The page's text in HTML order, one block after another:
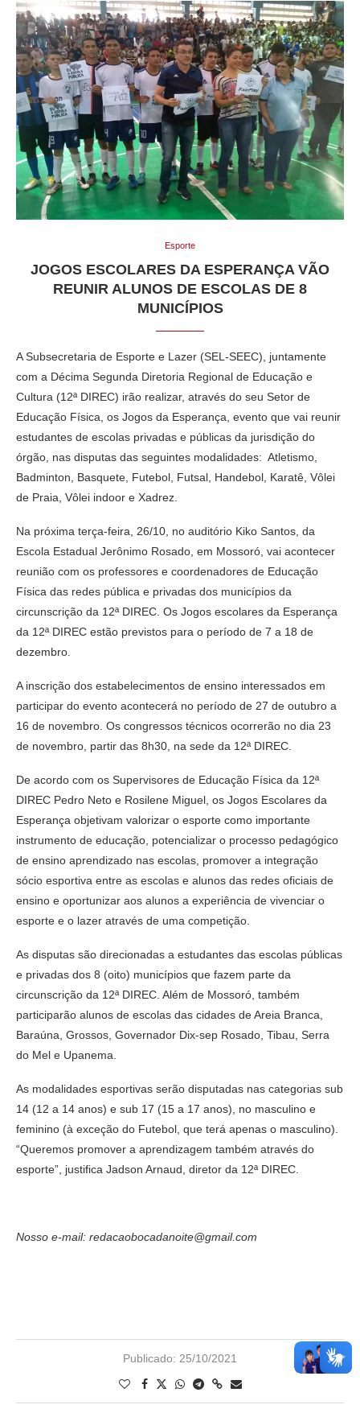
Esporte
JOGOS ESCOLARES DA ESPERANÇA VÃO
REUNIR ALUNOS DE ESCOLAS DE 8
MUNICÍPIOS
A Subsecretaria de Esporte e Lazer (SEL-SEEC), juntamente
com a Décima Segunda Diretoria Regional de Educação e
Cultura (12ª DIREC) irão realizar, através do seu Setor de
Educação Física, os Jogos da Esperança, evento que vai reunir
estudantes de escolas privadas e públicas da jurisdição do
órgão, nas disputas das seguintes modalidades: Atletismo,
Badminton, Basquete, Futebol, Futsal, Handebol, Karatê, Vôlei
de Praia, Vôlei indoor e Xadrez.
Na próxima terça-feira, 26/10, no auditório Kiko Santos, da
Escola Estadual Jerônimo Rosado, em Mossoró, vai acontecer
reunião com os professores e coordenadores de Educação
Física das redes pública e privadas dos municípios da
circunscrição da 12ª DIREC. Os Jogos escolares da Esperança
da 12ª DIREC estão previstos para o período de 7 a 18 de
dezembro.
A inscrição dos estabelecimentos de ensino interessados em
participar do evento acontecerá no período de 27 de outubro a
16 de novembro. Os congressos técnicos ocorrerão no dia 23
de novembro, partir das 8h30, na sede da 12ª DIREC.
De acordo com os Supervisores de Educação Física da 12ª
DIREC Pedro Neto e Rosilene Miguel, os Jogos Escolares da
Esperança objetivam valorizar o esporte como importante
instrumento de educação, potencializar o processo pedagógico
de ensino aprendizado nas escolas, promover a integração
sócio esportiva entre as escolas e alunos das redes oficiais de
ensino e oportunizar aos alunos a experiência de vivenciar o
esporte e o lazer através de uma competição.
As disputas são direcionadas a estudantes das escolas públicas
e privadas dos 8 (oito) municípios que fazem parte da
circunscrição da 12ª DIREC. Além de Mossoró, também
participarão alunos de escolas das cidades de Areia Branca,
Baraúna, Grossos, Governador Dix-sep Rosado, Tibau, Serra
do Mel e Upanema.
As modalidades esportivas serão disputadas nas categorias sub
14 (12 a 14 anos) e sub 17 (15 a 17 anos), no masculino e
feminino (à exceção do Futebol, que terá apenas o masculino).
“Queremos promover a aprendizagem também através do
esporte”, justifica Jadson Arnaud, diretor da 12ª DIREC.
Nosso e-mail: redacaobocadanoite@gmail.com
Publicado: 25/10/2021